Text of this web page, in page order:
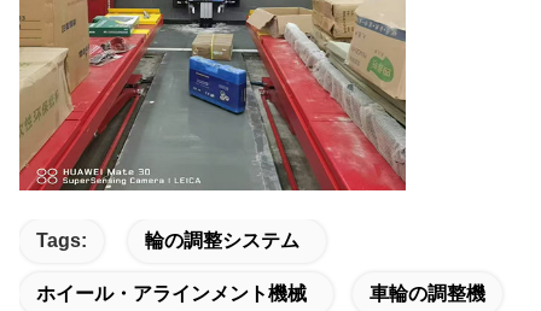
Tags: 輪の調整システム
ホイール・アラインメント機械 車輪の調整機